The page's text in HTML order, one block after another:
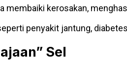
membaiki kerosakan,
penyakit jantung,
Sel